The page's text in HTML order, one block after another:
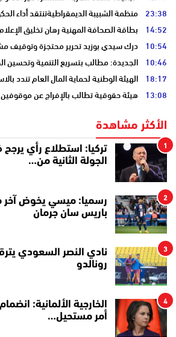
23:38 منظمة الشبيبة الديمقراطيةتنتقد أداء
14:52 بطاقة الصحافة المهنية رهان تخليق
10:54 درك سيدي بوزيد تحرير محتجزة وتوقيف
10:46 الجديدة: مطالب بتسريع التنمية وتحسين
18:17 الهيئة الوطنية لحماية المال العام تندد
13:08 هيئة حقوقية تطالب بالإفراج عن موقوفين
الأكثر مشاهدة
1
تركيا: استطلاع رأي
الجولة الثانية من…
2
رسميا: ميسي يخوض آخر
باريس سان جرمان
3
نادي النصر السعودي
رونالدو
4
الخارجية الألمانية:
أمر مستحيل…